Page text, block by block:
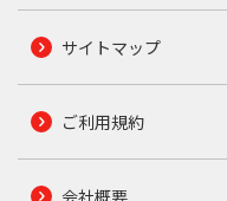
サイトマップ
ご利用規約